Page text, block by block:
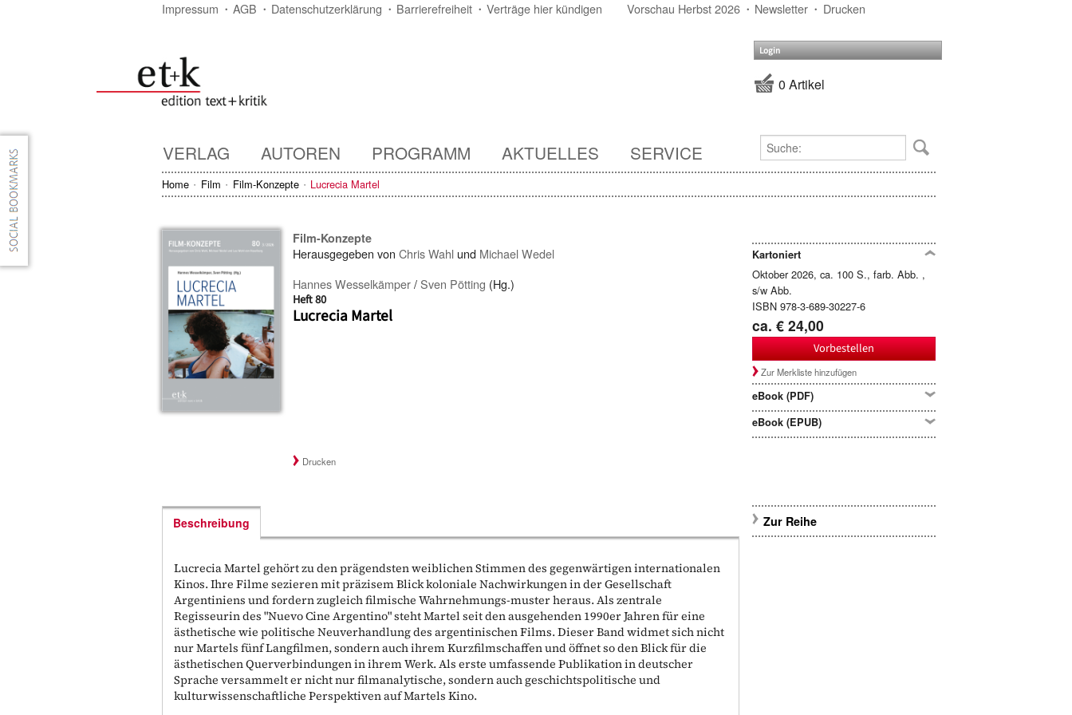
Impressum AGB Datenschutzerklärung Barrierefreiheit Verträge hier kündigen Vorschau Herbst 2026 Newsletter Drucken
Login
0 Artikel
VERLAG AUTOREN PROGRAMM AKTUELLES SERVICE
Home Film Film-Konzepte Lucrecia Martel
Film-Konzepte
Herausgegeben vonChris Wahl und Michael Wedel
Hannes Wesselkämper/Sven Pötting (Hg.)
Heft 80
Lucrecia Martel
Kartoniert
Oktober 2026, ca. 100 S., farb. Abb. ,
s/w Abb.
ISBN 978-3-689-30227-6
ca. € 24,00
Vorbestellen
Zur Merkliste hinzufügen
eBook (PDF)
eBook (EPUB)
Drucken
Beschreibung
Lucrecia Martel gehört zu den prägendsten weiblichen Stimmen des gegenwärtigen internationalen
Kinos. Ihre Filme sezieren mit präzisem Blick koloniale Nachwirkungen in der Gesellschaft
Argentiniens und fordern zugleich filmische Wahrnehmungs-muster heraus. Als zentrale
Regisseurin des "Nuevo Cine Argentino" steht Martel seit den ausgehenden 1990er Jahren für eine
ästhetische wie politische Neuverhandlung des argentinischen Films. Dieser Band widmet sich nicht
nur Martels fünf Langfilmen, sondern auch ihrem Kurzfilmschaffen und öffnet so den Blick für die
ästhetischen Querverbindungen in ihrem Werk. Als erste umfassende Publikation in deutscher
Sprache versammelt er nicht nur filmanalytische, sondern auch geschichtspolitische und
kulturwissenschaftliche Perspektiven auf Martels Kino.
Zur Reihe